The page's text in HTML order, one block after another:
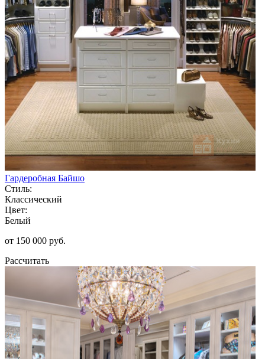
Гардеробная Байшо
Стиль:
Классический
Цвет:
Белый
от 150 000 руб.
Рассчитать